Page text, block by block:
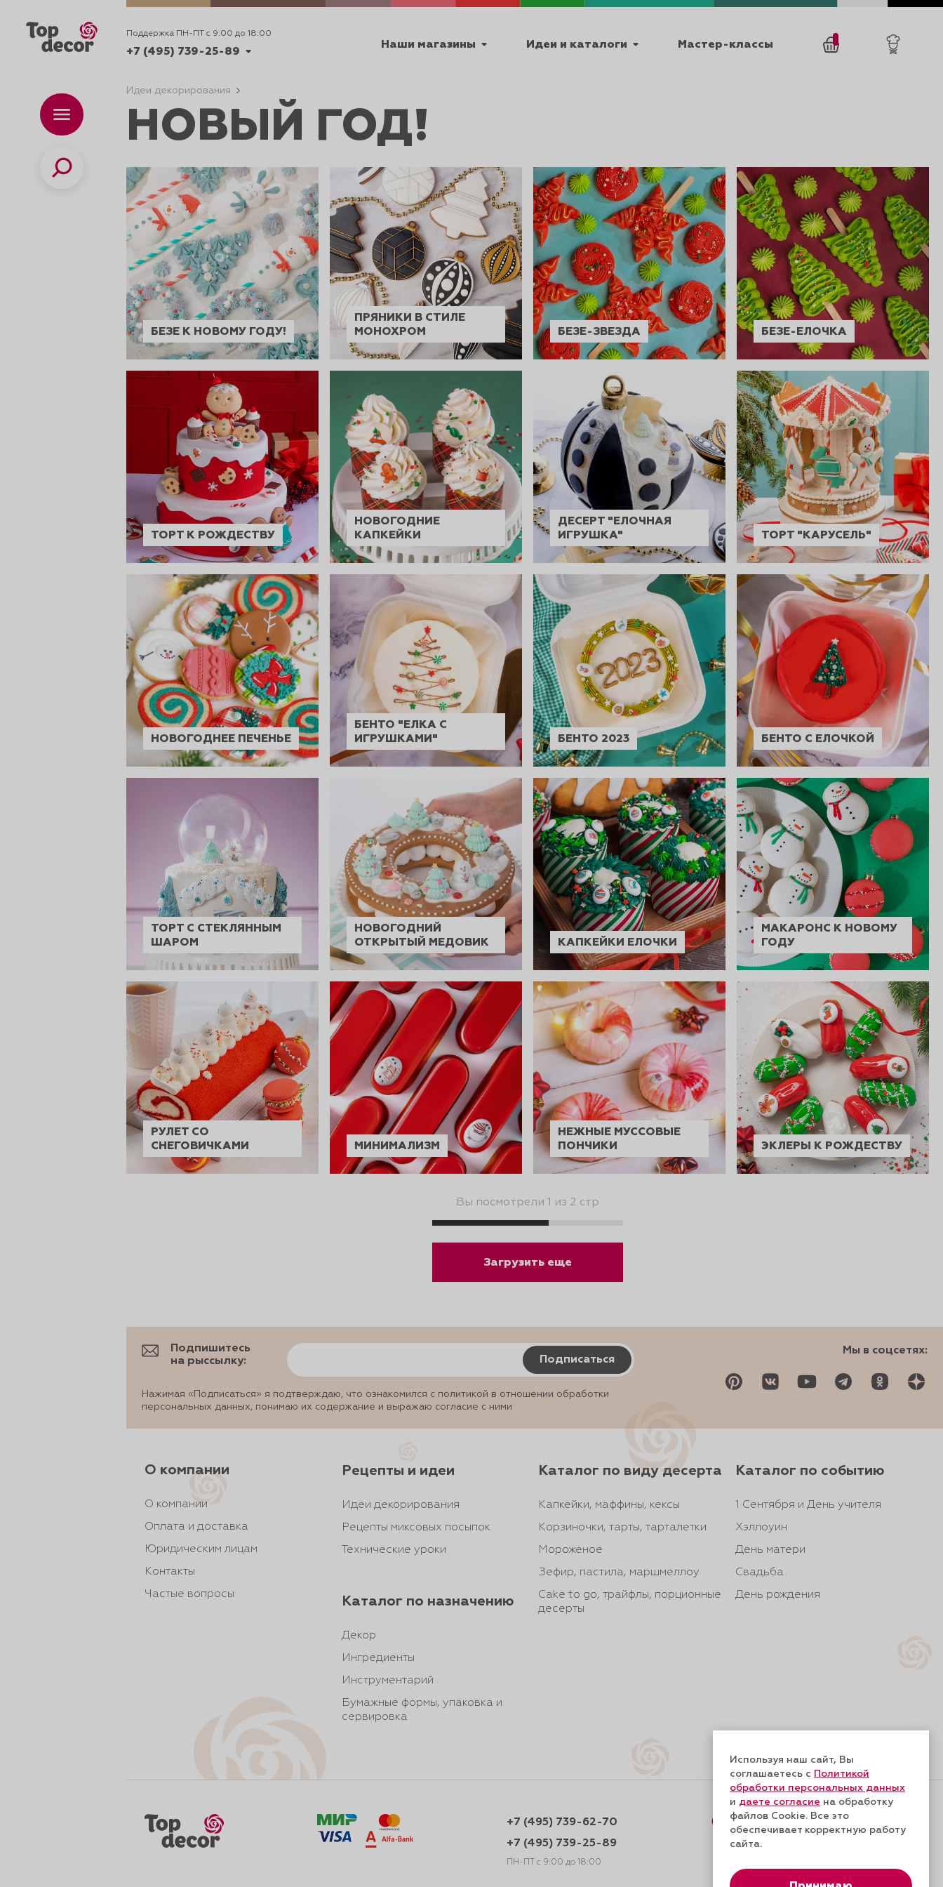
Поддержка ПН-ПТ с 9:00 до 18:00
+7 (495) 739-25-89
+7 (495) 739-62-70
+7 (495) 739-25-89
Время работы
ПН-ПТ с 9:00 до 18:00
Наши магазины Идеи и каталоги
ИДЕИ
ДЕКОРИРОВАНИЯ
ТЕХНИЧЕСКИЕ
УРОКИ ПАСХА 2025 КАТАЛОГИ
Мастер-классы
Каталог
Поиск
Идеи декорирования
НОВЫЙ ГОД!
БЕЗЕ К НОВОМУ ГОДУ!
ПРЯНИКИ В СТИЛЕ
МОНОХРОМ
БЕЗЕ-ЗВЕЗДА БЕЗЕ-ЕЛОЧКА
ТОРТ К РОЖДЕСТВУ
НОВОГОДНИЕ
КАПКЕЙКИ
ДЕСЕРТ "ЕЛОЧНАЯ
ИГРУШКА"
ТОРТ "КАРУСЕЛЬ"
НОВОГОДНЕЕ ПЕЧЕНЬЕ
БЕНТО "ЕЛКА С
ИГРУШКАМИ"
БЕНТО 2023 БЕНТО С ЕЛОЧКОЙ
ТОРТ С СТЕКЛЯННЫМ
ШАРОМ
НОВОГОДНИЙ
ОТКРЫТЫЙ МЕДОВИК
КАПКЕЙКИ ЕЛОЧКИ
МАКАРОНС К НОВОМУ
ГОДУ
РУЛЕТ СО
СНЕГОВИЧКАМИ
МИНИМАЛИЗМ
НЕЖНЫЕ МУССОВЫЕ
ПОНЧИКИ
ЭКЛЕРЫ К РОЖДЕСТВУ
Вы посмотрели 1 из 2 стр
Загрузить еще
Подпишитесь
на рыссылку:
Подписаться
Нажимая «Подписаться» я подтверждаю, что ознакомился с политикой в отношении обработки
персональных данных, понимаю их содержание и выражаю согласие с ними
Мы в соцсетях:
О компании
О компании
Оплата и доставка
Юридическим лицам
Контакты
Частые вопросы
Рецепты и идеи
Идеи декорирования
Рецепты миксовых посыпок
Технические уроки
Каталог по назначению
Декор
Ингредиенты
Инструментарий
Бумажные формы, упаковка и
сервировка
Каталог по виду десерта
Капкейки, маффины, кексы
Корзиночки, тарты, тарталетки
Мороженое
Зефир, пастила, маршмеллоу
Cake to go, трайфлы, порционные
десерты
Каталог по событию
1 Сентября и День учителя
Хэллоуин
День матери
Свадьба
День рождения
+7 (495) 739-62-70
+7 (495) 739-25-89
ПН-ПТ с 9:00 до 18:00
Форма обратной связи
Используя наш сайт, Вы
соглашаетесь с Политикой
обработки персональных данных
и даете согласие на обработку
файлов Cookie. Все это
обеспечивает корректную работу
сайта.